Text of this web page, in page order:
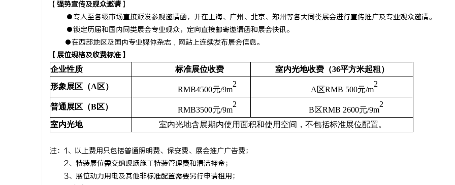
【 强势宣传及观众邀请 】
●专人至各级市场直接派发参观邀请函，并在上海、广州、北京、郑州等各大同类展会进行宣传推广及专业观众邀请。
●锁定历届和国内同类展会专业观众，定向直接邮寄邀请函和展会快讯。
●在西部地区及国内专业媒体杂志﹑网站上连续发布展会信息。
【展位规格及收费标准】
企业性质
标准展位收费 室内光地收费（36平方米起租）
形象展区（A区） RMB4500元/9m
2
A区RMB 500元/m
2
普通展区（B区） RMB3500元/9m
2
B区RMB 2600元/9m
2
室内光地 室内光地含展期内使用面积和使用空间，不包括标准展位配置。
注： 1、以上费用只包括普通照明费、保安费、展会推广广告费；
2、特装展位需交纳现场施工特装管理费和清洁押金；
3、展位动力用电及其他非标准配置需要另行申请租用；